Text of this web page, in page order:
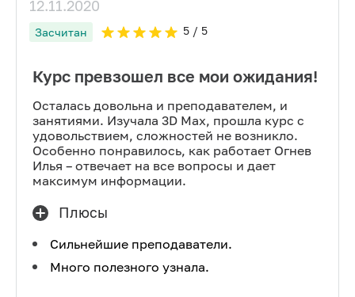
12.11.2020
Засчитан 5/ 5
Курс превзошел все мои ожидания!
Осталась довольна и преподавателем, и
занятиями. Изучала 3D Max, прошла курс с
удовольствием, сложностей не возникло.
Особенно понравилось, как работает Огнев
Илья – отвечает на все вопросы и дает
максимум информации.
Плюсы
Сильнейшие преподаватели.
Много полезного узнала.